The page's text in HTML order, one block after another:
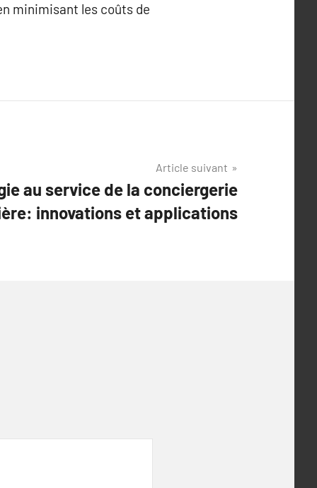
minimisant les coûts de
Article suivant
au service de la conciergerie
innovations et applications